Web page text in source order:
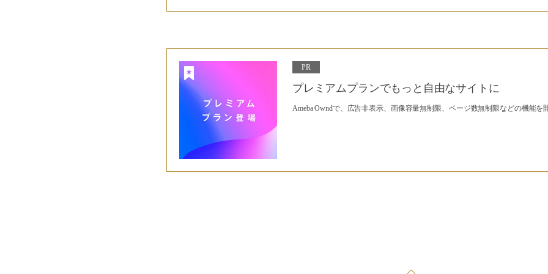
PR
プレミアムプランでもっと自由なサイトに
Ameba Owndで、広告非表示、画像容量無制限、ページ数無制限などの機能を